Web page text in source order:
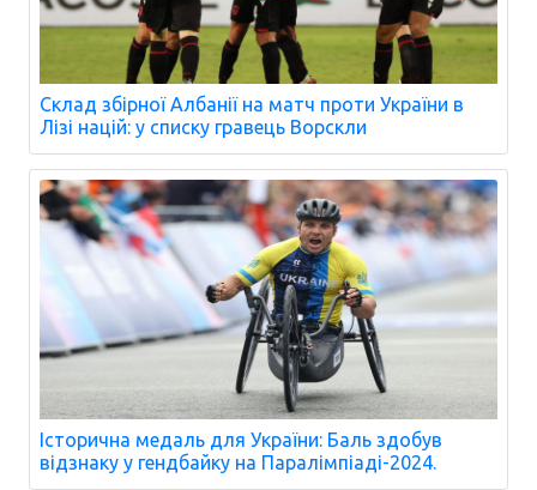
Склад збірної Албанії на матч проти України в
Лізі націй: у списку гравець Ворскли
Історична медаль для України: Баль здобув
відзнаку у гендбайку на Паралімпіаді-2024.